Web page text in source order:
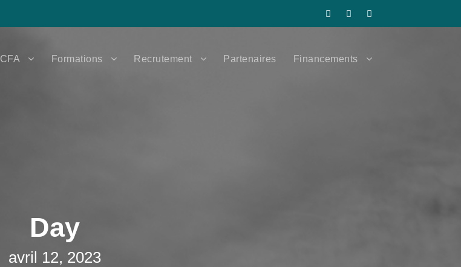
CFA Formations Recrutement Partenaires Financements
Day
avril 12, 2023